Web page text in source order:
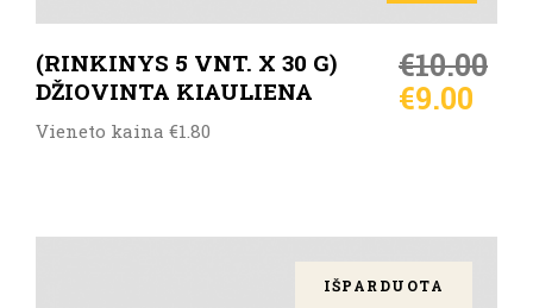
(RINKINYS 5 VNT. X 30 G)
DŽIOVINTA KIAULIENA
€10.00
€9.00
Vieneto kaina €1.80
IŠPARDUOTA